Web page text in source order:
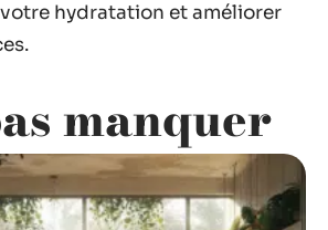
hydratation et améliorer
manquer